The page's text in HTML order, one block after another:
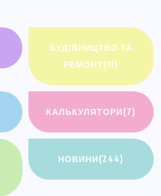
БУДІВНИЦТВО ТА
РЕМОНТ(11)
КАЛЬКУЛЯТОРИ(7)
НОВИНИ(244)